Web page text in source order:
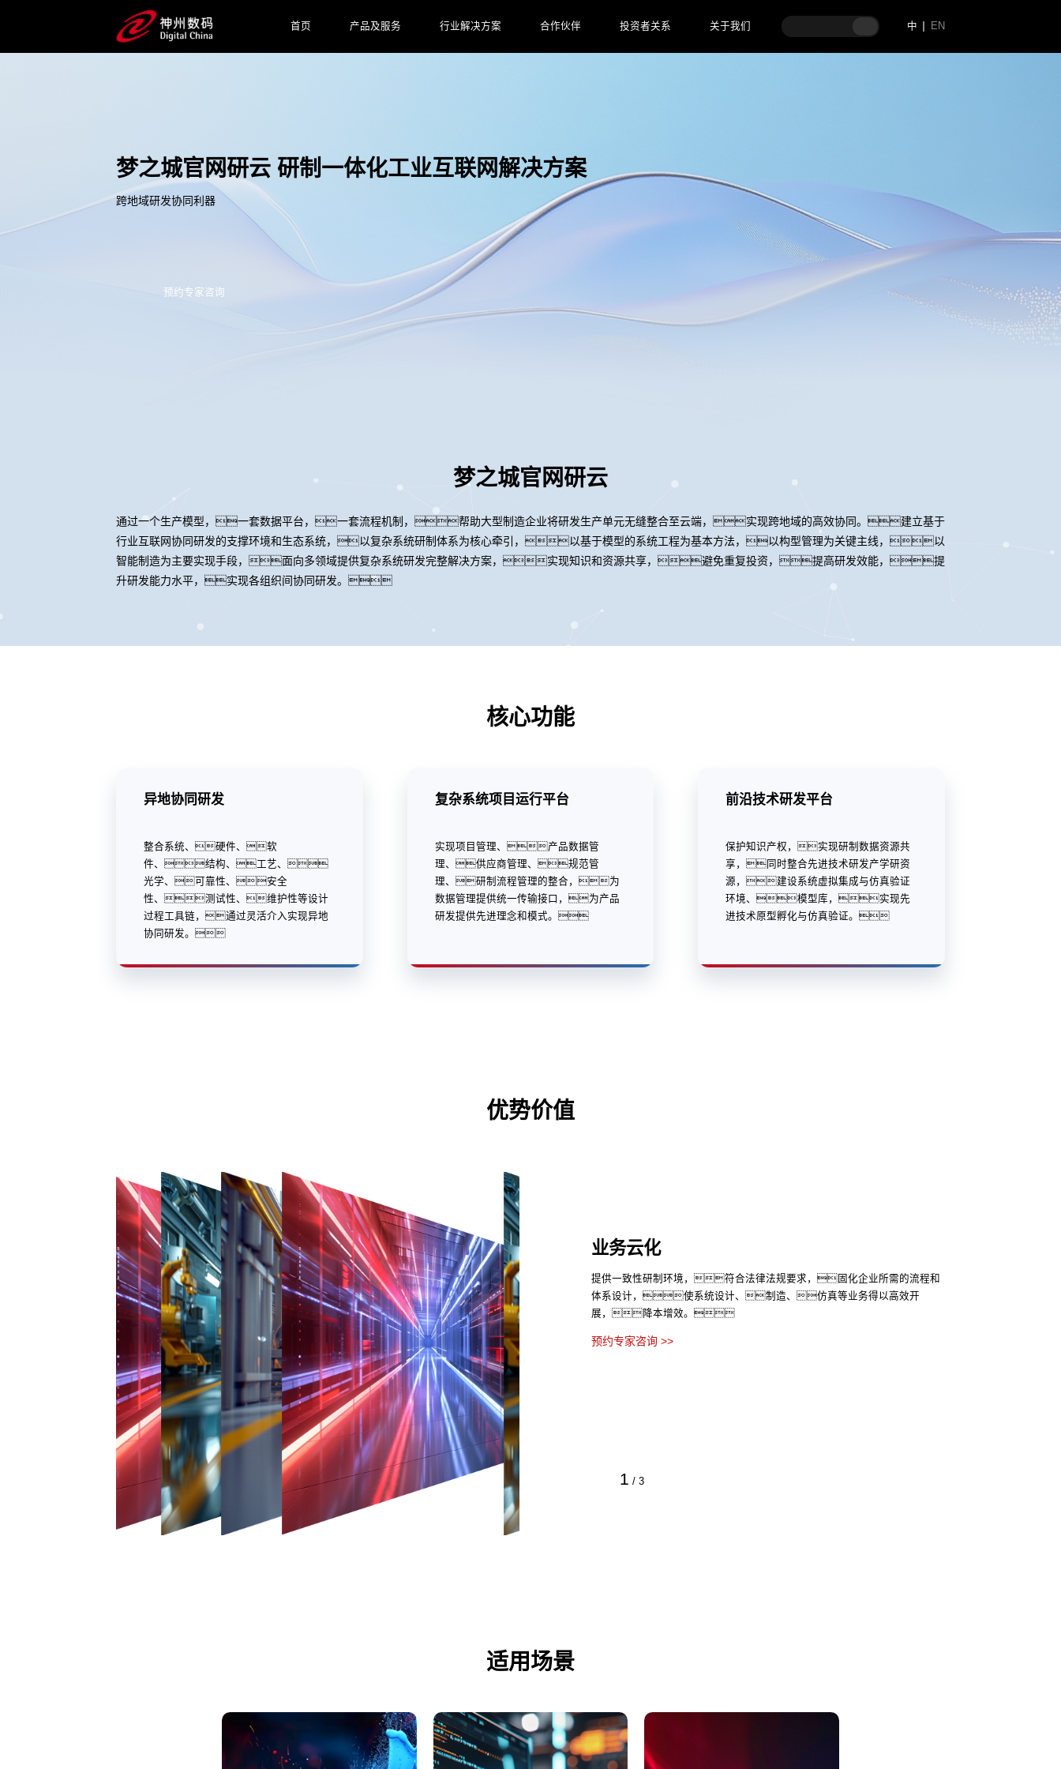
首页 产品及服务 行业解决方案 合作伙伴 投资者关系 关于我们 中 EN
梦之城官网研云 研制一体化工业互联网解决方案
跨地域研发协同利器
预约专家咨询
梦之城官网研云
通过一个生产模型，一套数据平台，一套流程机制，帮助大型制造企业将研发生产单元无缝整合至云端，实现跨地域的高效协同。建立基于
行业互联网协同研发的支撑环境和生态系统，以复杂系统研制体系为核心牵引，以基于模型的系统工程为基本方法，以构型管理为关键主线，以
智能制造为主要实现手段，面向多领域提供复杂系统研发完整解决方案，实现知识和资源共享，避免重复投资，提高研发效能，提
升研发能力水平，实现各组织间协同研发。
核心功能
异地协同研发
整合系统、硬件、软
件、结构、工艺、
光学、可靠性、安全
性、测试性、维护性等设计
过程工具链，通过灵活介入实现异地
协同研发。
复杂系统项目运行平台
实现项目管理、产品数据管
理、供应商管理、规范管
理、研制流程管理的整合，为
数据管理提供统一传输接口，为产品
研发提供先进理念和模式。
前沿技术研发平台
保护知识产权，实现研制数据资源共
享，同时整合先进技术研发产学研资
源，建设系统虚拟集成与仿真验证
环境、模型库，实现先
进技术原型孵化与仿真验证。
优势价值
1 / 3
业务云化
提供一致性研制环境，符合法律法规要求，固化企业所需的流程和
体系设计，使系统设计、制造、仿真等业务得以高效开
展，降本增效。
预约专家咨询 >>
适用场景